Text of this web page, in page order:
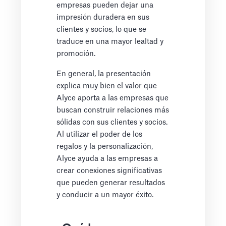
empresas pueden dejar una
impresión duradera en sus
clientes y socios, lo que se
traduce en una mayor lealtad y
promoción.
En general, la presentación
explica muy bien el valor que
Alyce aporta a las empresas que
buscan construir relaciones más
sólidas con sus clientes y socios.
Al utilizar el poder de los
regalos y la personalización,
Alyce ayuda a las empresas a
crear conexiones significativas
que pueden generar resultados
y conducir a un mayor éxito.